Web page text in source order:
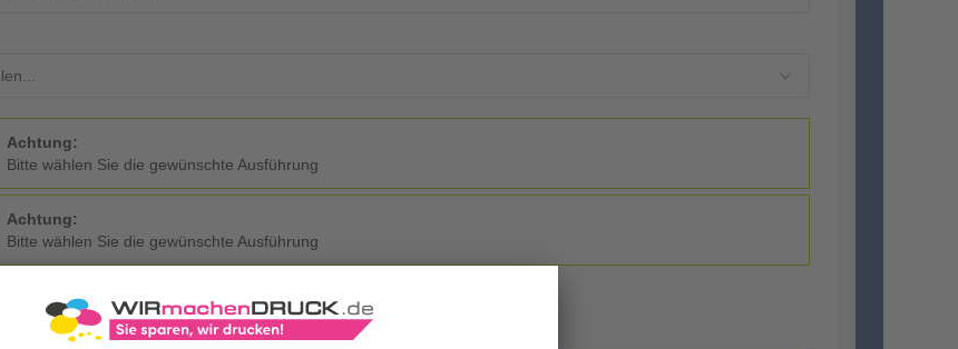
Achtung:
Bitte wählen Sie die gewünschte Ausführung
Achtung:
Bitte wählen Sie die gewünschte Ausführung